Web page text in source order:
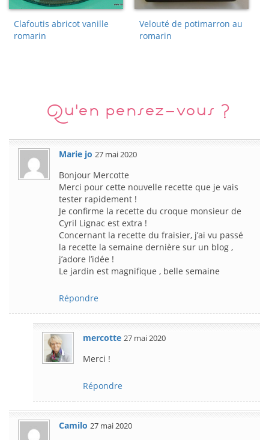
Clafoutis abricot vanille
romarin
Velouté de potimarron au
romarin
Qu'en pensez-vous ?
Marie jo 27 mai 2020
Bonjour Mercotte
Merci pour cette nouvelle recette que je vais
tester rapidement !
Je confirme la recette du croque monsieur de
Cyril Lignac est extra !
Concernant la recette du fraisier, j’ai vu passé
la recette la semaine dernière sur un blog ,
j’adore l’idée !
Le jardin est magnifique , belle semaine
Répondre
mercotte 27 mai 2020
Merci !
Répondre
Camilo 27 mai 2020